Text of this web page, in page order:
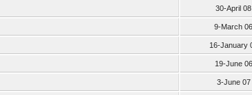
30-April 08
9-March 06
16-January
19-June 06
3-June 07